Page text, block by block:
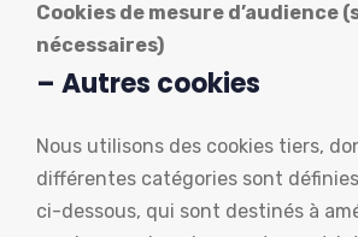
Cookies de mesure
nécessaires)
– Autres cookies
Nous utilisons des cookies tiers,
différentes catégories sont
ci-dessous, qui sont destinés à